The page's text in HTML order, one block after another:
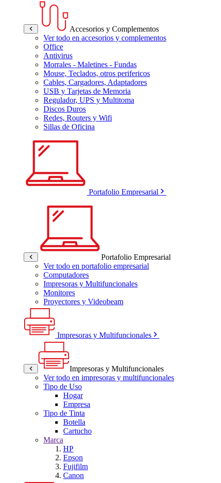
Accesorios y Complementos
Ver todo en accesorios y complementos
Office
Antivirus
Morrales - Maletines - Fundas
Mouse, Teclados, otros perifericos
Cables, Cargadores, Adaptadores
USB y Tarjetas de Memoria
Regulador, UPS y Multitoma
Discos Duros
Redes, Routers y Wifi
Sillas de Oficina
Portafolio Empresarial
Portafolio Empresarial
Ver todo en portafolio empresarial
Computadores
Impresoras y Multifuncionales
Monitores
Proyectores y Videobeam
Impresoras y Multifuncionales
Impresoras y Multifuncionales
Ver todo en impresoras y multifuncionales
Tipo de Uso
Hogar
Empresa
Tipo de Tinta
Botella
Cartucho
Marca
HP
Epson
Fujifilm
Canon